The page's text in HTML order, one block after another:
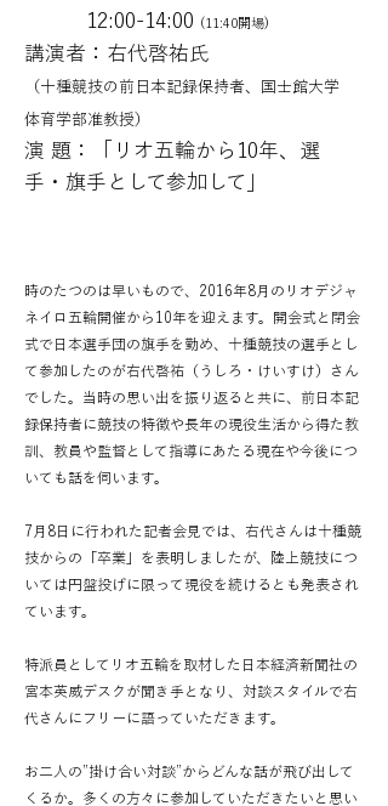
12:00-14:00
(11:40開場)
講演者：右代啓祐氏
（十種競技の前日本記録保持者、国士館大学
体育学部准教授）
演 題：「リオ五輪から10年、選
手・旗手として参加して」
時のたつのは早いもので、2016年8月のリオデジャ
ネイロ五輪開催から10年を迎えます。開会式と閉会
式で日本選手団の旗手を勤め、十種競技の選手とし
て参加したのが右代啓祐（うしろ・けいすけ）さん
でした。当時の思い出を振り返ると共に、前日本記
録保持者に競技の特徴や長年の現役生活から得た教
訓、教員や監督として指導にあたる現在や今後につ
いても話を伺います。
7月8日に行われた記者会見では、右代さんは十種競
技からの「卒業」を表明しましたが、陸上競技につ
いては円盤投げに限って現役を続けるとも発表され
ています。
特派員としてリオ五輪を取材した日本経済新聞社の
宮本英威デスクが聞き手となり、対談スタイルで右
代さんにフリーに語っていただきます。
お二人の”掛け合い対談”からどんな話が飛び出して
くるか。多くの方々に参加していただきたいと思い